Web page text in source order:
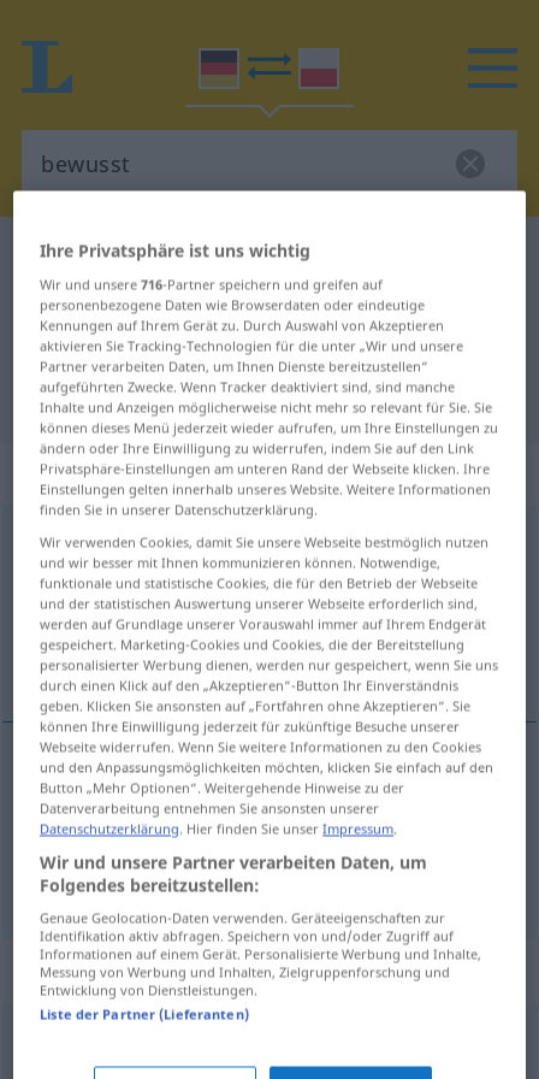
Deutsch-Polnisch Wörterbuch
Deutsch-Polnisch Übersetzung für
"bewusst"
"bewusst" Polnisch Übersetzung
„bewusst“
bewusst
Übersicht aller Übersetzungen
(Für mehr Details die Übersetzung anklicken/antippen)
wiadomy, świadomy
świadomy(-mie) bewusst
bewusst
Synonyme für "bewusst"
Ihre Privatsphäre ist uns wichtig
Wir und unsere716-Partner speichern und greifen auf
personenbezogene Daten wie Browserdaten oder eindeutige
Kennungen auf Ihrem Gerät zu. Durch Auswahl von Akzeptieren
aktivieren Sie Tracking-Technologien für die unter „Wir und unsere
Partner verarbeiten Daten, um Ihnen Dienste bereitzustellen“
aufgeführten Zwecke. Wenn Tracker deaktiviert sind, sind manche
Inhalte und Anzeigen möglicherweise nicht mehr so relevant für Sie. Sie
können dieses Menü jederzeit wieder aufrufen, um Ihre Einstellungen zu
ändern oder Ihre Einwilligung zu widerrufen, indem Sie auf den Link
Privatsphäre-Einstellungen am unteren Rand der Webseite klicken. Ihre
Einstellungen gelten innerhalb unseres Website. Weitere Informationen
finden Sie in unserer Datenschutzerklärung.
Wir verwenden Cookies, damit Sie unsere Webseite bestmöglich nutzen
und wir besser mit Ihnen kommunizieren können. Notwendige,
funktionale und statistische Cookies, die für den Betrieb der Webseite
und der statistischen Auswertung unserer Webseite erforderlich sind,
werden auf Grundlage unserer Vorauswahl immer auf Ihrem Endgerät
gespeichert. Marketing-Cookies und Cookies, die der Bereitstellung
personalisierter Werbung dienen, werden nur gespeichert, wenn Sie uns
durch einen Klick auf den „Akzeptieren“-Button Ihr Einverständnis
geben. Klicken Sie ansonsten auf „Fortfahren ohne Akzeptieren“. Sie
können Ihre Einwilligung jederzeit für zukünftige Besuche unserer
Webseite widerrufen. Wenn Sie weitere Informationen zu den Cookies
und den Anpassungsmöglichkeiten möchten, klicken Sie einfach auf den
Button „Mehr Optionen“. Weitergehende Hinweise zu der
Datenverarbeitung entnehmen Sie ansonsten unserer
Datenschutzerklärung . Hier finden Sie unserImpressum
Wir und unsere Partner verarbeiten Daten, um
Folgendes bereitzustellen:
Genaue Geolocation-Daten verwenden. Geräteeigenschaften zur
Identifikation aktiv abfragen. Speichern von und/oder Zugriff auf
Informationen auf einem Gerät. Personalisierte Werbung und Inhalte,
Messung von Werbung und Inhalten, Zielgruppenforschung und
Entwicklung von Dienstleistungen.
Liste der Partner (Lieferanten)